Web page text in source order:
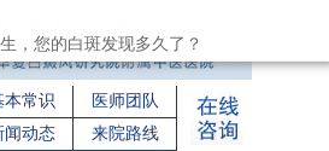
本常识
医师团队
闻动态 来院路线
，您的白斑发现多久了？